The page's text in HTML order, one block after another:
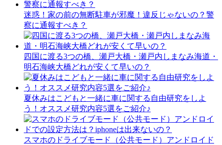
迷惑！家の前の無断駐車が邪魔！違反じゃないの？警
察に通報すべき？
四国に渡る3つの橋、瀬戸大橋・瀬戸内しまなみ海道・
明石海峡大橋どれが安くて早いの？
夏休みはこどもと一緒に車に関する自由研究をしよ
う！オススメ研究内容5選をご紹介♪
スマホのドライブモード（公共モード）アンドロイド